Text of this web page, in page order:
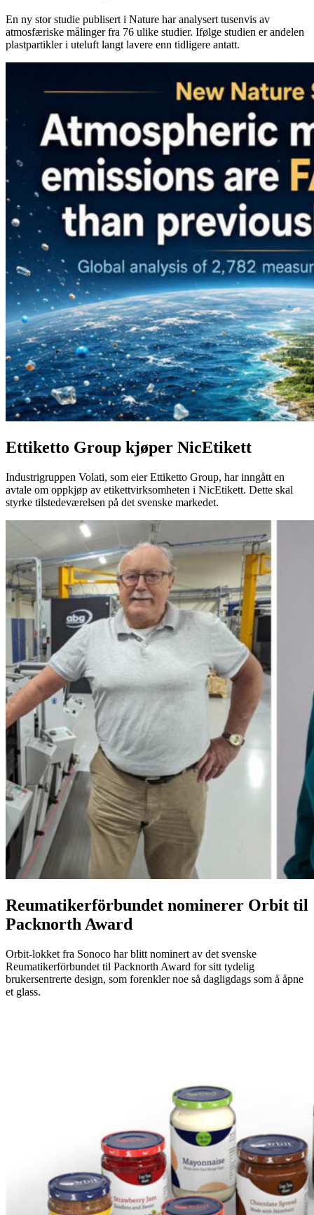
En ny stor studie publisert i Nature har analysert tusenvis av
atmosfæriske målinger fra 76 ulike studier. Ifølge studien er andelen
plastpartikler i uteluft langt lavere enn tidligere antatt.
Ettiketto Group kjøper NicEtikett
Industrigruppen Volati, som eier Ettiketto Group, har inngått en
avtale om oppkjøp av etikettvirksomheten i NicEtikett. Dette skal
styrke tilstedeværelsen på det svenske markedet.
Reumatikerförbundet nominerer Orbit til
Packnorth Award
Orbit-lokket fra Sonoco har blitt nominert av det svenske
Reumatikerförbundet til Packnorth Award for sitt tydelig
brukersentrerte design, som forenkler noe så dagligdags som å åpne
et glass.